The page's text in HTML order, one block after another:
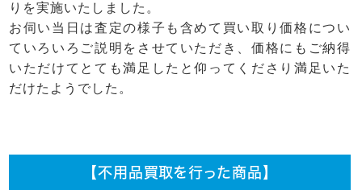
りを実施いたしました。
お伺い当日は査定の様子も含めて買い取り価格につい
ていろいろご説明をさせていただき、価格にもご納得
いただけてとても満足したと仰ってくださり満足いた
だけたようでした。
【不用品買取を行った商品】